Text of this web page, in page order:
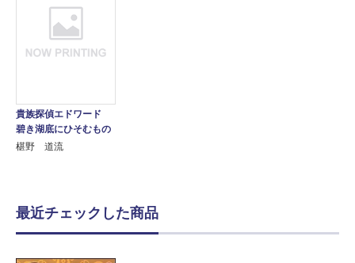
貴族探偵エドワード
碧き湖底にひそむもの
椹野 道流
最近チェックした商品